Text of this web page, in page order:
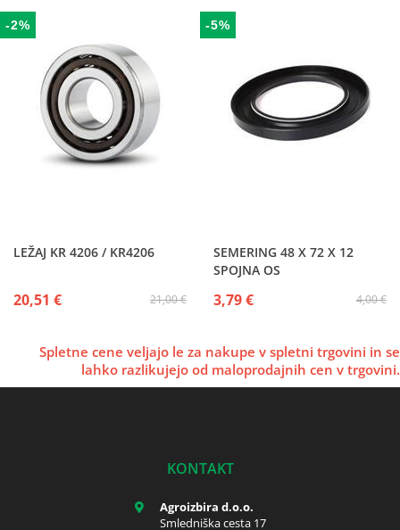
-2%
LEŽAJ KR 4206 / KR4206
21,00 €
20,51 €
-5%
SEMERING 48 X 72 X 12
SPOJNA OS
4,00 €
3,79 €
Spletne cene veljajo le za nakupe v spletni trgovini in se
lahko razlikujejo od maloprodajnih cen v trgovini.
KONTAKT
Agroizbira d.o.o.
Smledniška cesta 17